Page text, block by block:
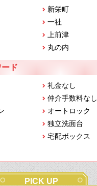
新栄町
一社
上前津
丸の内
ド
礼金なし
仲介手数料なし
オートロック
独立洗面台
宅配ボックス
PICK UP